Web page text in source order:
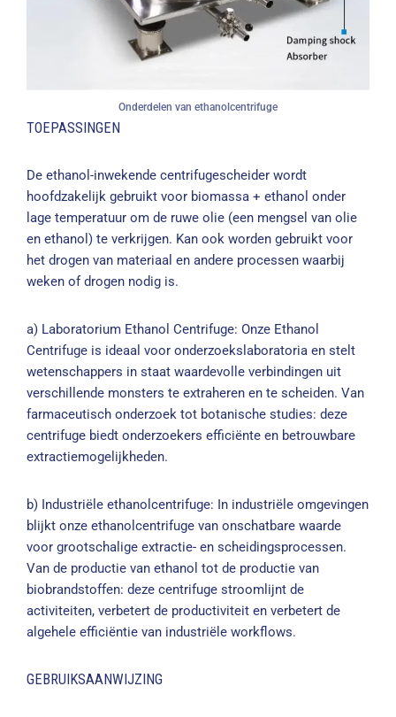
Onderdelen van ethanolcentrifuge
TOEPASSINGEN
De ethanol-inwekende centrifugescheider wordt
hoofdzakelijk gebruikt voor biomassa + ethanol onder
lage temperatuur om de ruwe olie (een mengsel van olie
en ethanol) te verkrijgen. Kan ook worden gebruikt voor
het drogen van materiaal en andere processen waarbij
weken of drogen nodig is.
a) Laboratorium Ethanol Centrifuge: Onze Ethanol
Centrifuge is ideaal voor onderzoekslaboratoria en stelt
wetenschappers in staat waardevolle verbindingen uit
verschillende monsters te extraheren en te scheiden. Van
farmaceutisch onderzoek tot botanische studies: deze
centrifuge biedt onderzoekers efficiënte en betrouwbare
extractiemogelijkheden.
b) Industriële ethanolcentrifuge: In industriële omgevingen
blijkt onze ethanolcentrifuge van onschatbare waarde
voor grootschalige extractie- en scheidingsprocessen.
Van de productie van ethanol tot de productie van
biobrandstoffen: deze centrifuge stroomlijnt de
activiteiten, verbetert de productiviteit en verbetert de
algehele efficiëntie van industriële workflows.
GEBRUIKSAANWIJZING